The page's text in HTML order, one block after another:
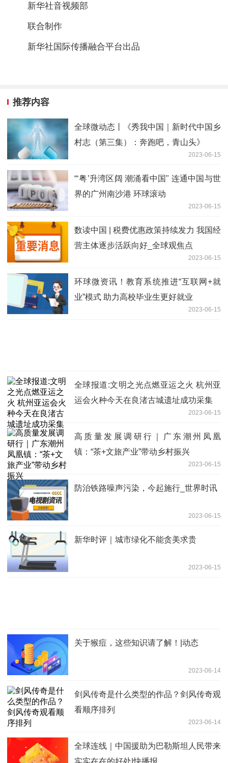
新华社音视频部
联合制作
新华社国际传播融合平台出品
推荐内容
全球微动态丨《秀我中国｜新时代中国乡
村志（第三集）：奔跑吧，青山头》
2023-06-15
“‘粤’升湾区阔 潮涌看中国" 连通中国与世
界的广州南沙港 环球滚动
2023-06-15
数读中国 | 税费优惠政策持续发力 我国经
营主体逐步活跃向好_全球观焦点
2023-06-15
环球微资讯！教育系统推进“互联网+就
业”模式 助力高校毕业生更好就业
2023-06-15
全球报道:文明之光点燃亚运之火 杭州亚
运会火种今天在良渚古城遗址成功采集
2023-06-15
高质量发展调研行｜广东潮州凤凰
镇：“茶+文旅产业”带动乡村振兴
2023-06-15
防治铁路噪声污染，今起施行_世界时讯
2023-06-15
新华时评｜城市绿化不能贪美求贵
2023-06-15
关于猴痘，这些知识请了解！|动态
2023-06-14
剑风传奇是什么类型的作品？剑风传奇观
看顺序排列
2023-06-14
全球连线｜中国援助为巴勒斯坦人民带来